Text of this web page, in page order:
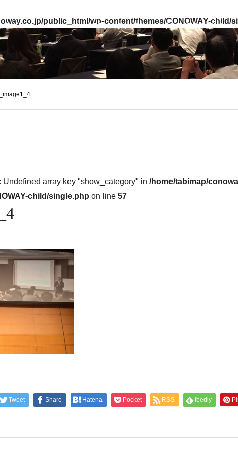
る CEOコーチング® ゴールドビジョン®
public_html/wp-content/themes/CONOWAY-child/
: Undefined array key "show_category" in /home/tabimap/
child/single.php on line 57
Tweet Share Hatena Pocket RSS feedly